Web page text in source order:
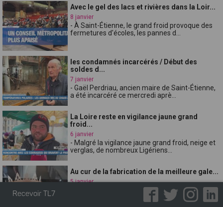
Avec le gel des lacs et rivières dans la Loir...
8 janvier
- À Saint-Étienne, le grand froid provoque des
fermetures d'écoles, les pannes d...
les condamnés incarcérés / Début des
soldes d...
7 janvier
- Gaël Perdriau, ancien maire de Saint-Étienne,
a été incarcéré ce mercredi aprè...
La Loire reste en vigilance jaune grand
froid...
6 janvier
- Malgré la vigilance jaune grand froid, neige et
verglas, de nombreux Ligériens...
Au cur de la fabrication de la meilleure gale...
5 janvier
- Vague de froid dans la Loire depuis le 29
décembre, jusqu'à -10°C la nuit, vig...
Recevoir TL7